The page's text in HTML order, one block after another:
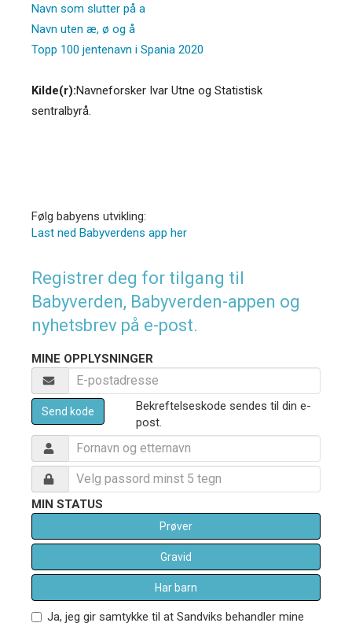
Navn som slutter på a
Navn uten æ, ø og å
Topp 100 jentenavn i Spania 2020
Kilde(r):Navneforsker Ivar Utne og Statistisk
sentralbyrå.
Følg babyens utvikling:
Last ned Babyverdens app her
Registrer deg for tilgang til
Babyverden, Babyverden-appen og
nyhetsbrev på e-post.
MINE OPPLYSNINGER
Send kode
Bekreftelseskode sendes til din e-
post.
MIN STATUS
Prøver
Gravid
Har barn
Ja, jeg gir samtykke til at Sandviks behandler mine